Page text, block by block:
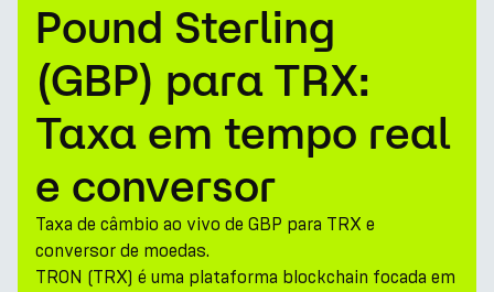
Mercados
Calculadoras
PARK Token
Recursos
Empresa
Pound Sterling
(GBP) para TRX:
Taxa em tempo real
e conversor
Taxa de câmbio ao vivo de GBP para TRX e
conversor de moedas.
TRON (TRX) é uma plataforma blockchain focada em